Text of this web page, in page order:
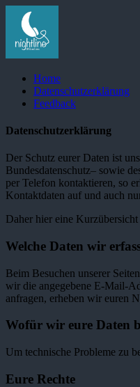
Home
Datenschutzerklärung
Feedback
Datenschutzerklärung
Der Schutz eurer Daten ist
Bundesdatenschutz– sowie
per Telefon kontaktieren, so
Kontaktdaten auf und auch
Daher hier eine
Welche Daten wir
Beim Besuchen unserer
wir die angegebene E-Mail-
anfragen, erheben wir euren
Wofür wir eure Daten
Um technische Probleme zu
Eure Rechte